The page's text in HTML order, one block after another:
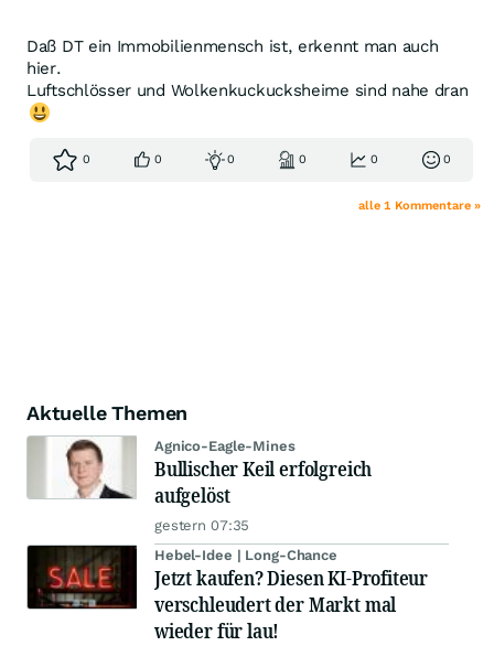
Daß DT ein Immobilienmensch ist, erkennt man auch
hier.
Luftschlösser und Wolkenkuckucksheime sind nahe dran
0 0 0 0 0 0
alle 1 Kommentare »
Aktuelle Themen
Agnico-Eagle-Mines
Bullischer Keil erfolgreich
aufgelöst
gestern 07:35
Hebel-Idee | Long-Chance
Jetzt kaufen? Diesen KI-Profiteur
verschleudert der Markt mal
wieder für lau!